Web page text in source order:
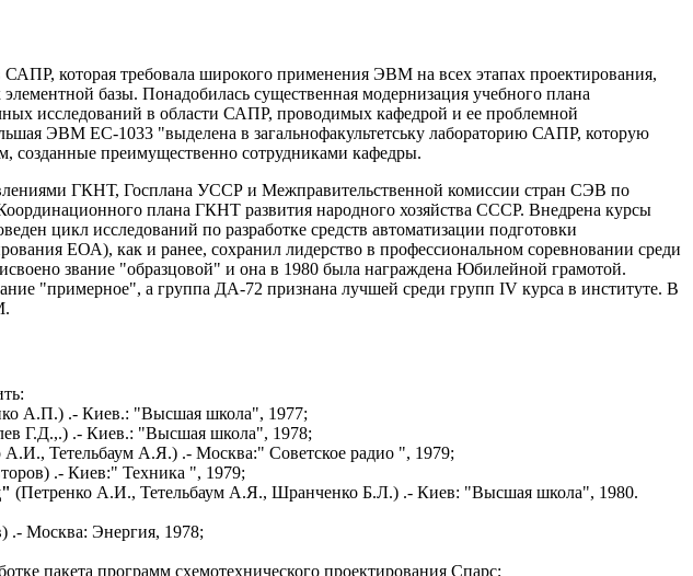
которая требовала широкого применения ЭВМ на всех этапах проектирования,
базы. Понадобилась существенная модернизация учебного плана
исследований в области САПР, проводимых кафедрой и ее проблемной
ЭВМ EC-1033 "выделена в загальнофакультетську лабораторию САПР, которую
созданные преимущественно сотрудниками кафедры.
ГКНТ, Госплана УССР и Межправительственной комиссии стран СЭВ по
плана ГКНТ развития народного хозяйства СССР. Внедрена курсы
цикл исследований по разработке средств автоматизации подготовки
ЕОА), как и ранее, сохранил лидерство в профессиональном соревновании среди
звание "образцовой" и она в 1980 была награждена Юбилейной грамотой.
"примерное", а группа ДА-72 признана лучшей среди групп IV курса в институте. В
А.П.) .- Киев.: "Высшая школа", 1977;
Г.Д.,.) .- Киев.: "Высшая школа", 1978;
А.И., Тетельбаум А.Я.) .- Москва:" Советское радио ", 1979;
.- Киев:" Техника ", 1979;
(Петренко А.И., Тетельбаум А.Я., Шранченко Б.Л.) .- Киев: "Высшая школа", 1980.
.- Москва: Энергия, 1978;
пакета программ схемотехнического проектирования Спарс;